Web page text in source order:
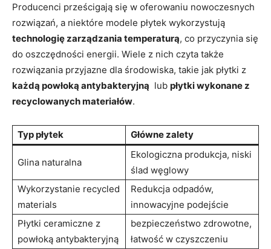
Producenci prześcigają się w oferowaniu nowoczesnych
rozwiązań, a niektóre modele płytek wykorzystują
technologię zarządzania temperaturą, co przyczynia się
do ‍oszczędności energii. Wiele z ⁢nich czyta także
rozwiązania przyjazne dla środowiska,​ takie jak płytki z
każdą powłoką antybakteryjną ⁢ lub płytki wykonane z
recyclowanych materiałów.
Typ płytek Główne zalety
Glina naturalna
Ekologiczna ⁣produkcja, niski
ślad węglowy
Wykorzystanie recycled
materials
Redukcja odpadów,
innowacyjne podejście
Płytki ceramiczne z
powłoką antybakteryjną
bezpieczeństwo zdrowotne,
łatwość w czyszczeniu